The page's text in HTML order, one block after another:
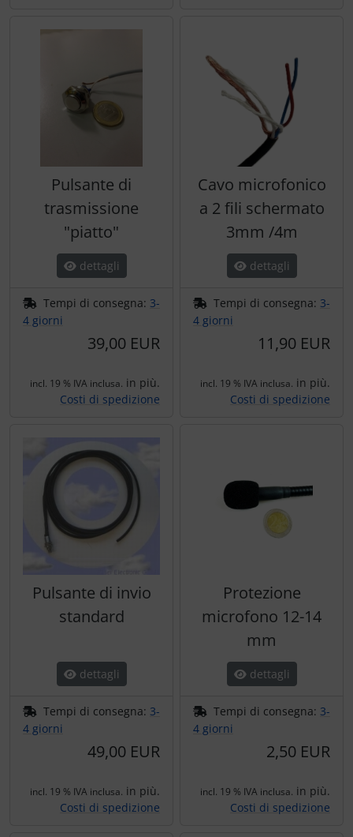
Pulsante di
trasmissione
"piatto"
dettagli
Tempi di consegna: 3-
4 giorni
39,00 EUR
incl. 19 % IVA inclusa. in più.
Costi di spedizione
Cavo microfonico
a 2 fili schermato
3mm /4m
dettagli
Tempi di consegna: 3-
4 giorni
11,90 EUR
incl. 19 % IVA inclusa. in più.
Costi di spedizione
Pulsante di invio
standard
dettagli
Tempi di consegna: 3-
4 giorni
49,00 EUR
incl. 19 % IVA inclusa. in più.
Costi di spedizione
Protezione
microfono 12-14
mm
dettagli
Tempi di consegna: 3-
4 giorni
2,50 EUR
incl. 19 % IVA inclusa. in più.
Costi di spedizione